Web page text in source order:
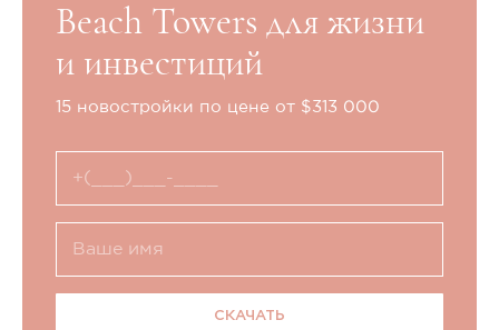
Beach Towers для жизни
и инвестиций
15 новостройки по цене от $313 000
СКАЧАТЬ